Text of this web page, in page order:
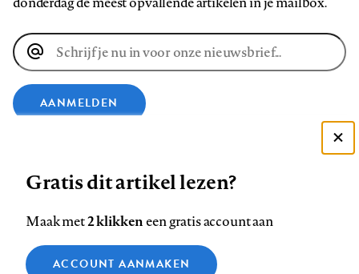
E-
mailadres
AANMELDEN
ons
op
ons
op
ons
op
ons
op
ons
ons
Contact Colofon Disclaimer Privacy
Gratis dit artikel lezen?
Maak met2 klikkeneen gratis account aan
ACCOUNT AANMAKEN
Zie onze cookie policy